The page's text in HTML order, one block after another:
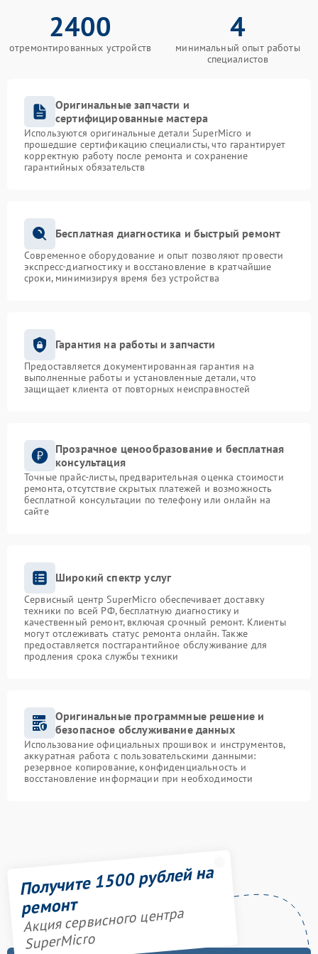
2400
отремонтированных устройств
4
минимальный опыт работы
специалистов
Оригинальные запчасти и
сертифицированные мастера
Используются оригинальные детали SuperMicro и
прошедшие сертификацию специалисты, что гарантирует
корректную работу после ремонта и сохранение
гарантийных обязательств
Бесплатная диагностика и быстрый ремонт
Современное оборудование и опыт позволяют провести
экспресс-диагностику и восстановление в кратчайшие
сроки, минимизируя время без устройства
Гарантия на работы и запчасти
Предоставляется документированная гарантия на
выполненные работы и установленные детали, что
защищает клиента от повторных неисправностей
Прозрачное ценообразование и бесплатная
консультация
Точные прайс-листы, предварительная оценка стоимости
ремонта, отсутствие скрытых платежей и возможность
бесплатной консультации по телефону или онлайн на
сайте
Широкий спектр услуг
Сервисный центр SuperMicro обеспечивает доставку
техники по всей РФ, бесплатную диагностику и
качественный ремонт, включая срочный ремонт. Клиенты
могут отслеживать статус ремонта онлайн. Также
предоставляется постгарантийное обслуживание для
продления срока службы техники
Оригинальные программные решение и
безопасное обслуживание данных
Использование официальных прошивок и инструментов,
аккуратная работа с пользовательскими данными:
резервное копирование, конфиденциальность и
восстановление информации при необходимости
Получите 1500 рублей на
ремонт
Акция сервисного центра
SuperMicro